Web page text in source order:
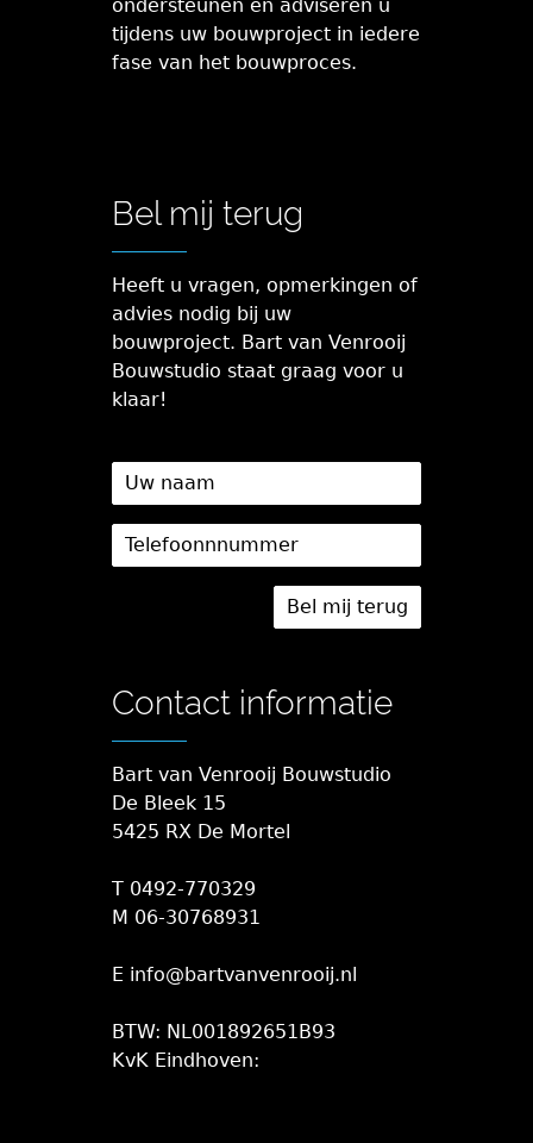
ondersteunen en adviseren u
tijdens uw bouwproject in iedere
fase van het bouwproces.
Bel mij terug
Heeft u vragen, opmerkingen of
advies nodig bij uw
bouwproject. Bart van Venrooij
Bouwstudio staat graag voor u
klaar!
Contact informatie
Bart van Venrooij Bouwstudio
De Bleek 15
5425 RX De Mortel
T 0492-770329
M 06-30768931
E info@bartvanvenrooij.nl
BTW: NL001892651B93
KvK Eindhoven: